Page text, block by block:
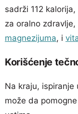
sadrži 112
za oralno
magnezijuma, i
Korišćenje
Na kraju, ispiranje
može da